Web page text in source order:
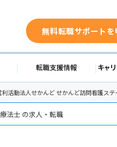
0120-941-651 無料転職サポート
転職成功事例 転職支
利活動法人せかんど せかんど訪問看護ス
法士 の求人・転職